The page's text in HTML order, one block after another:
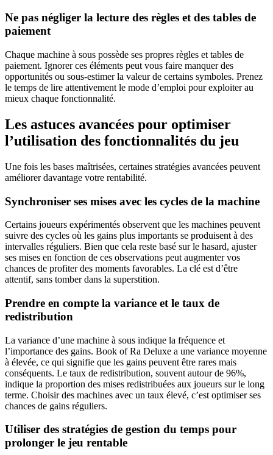
Ne pas négliger la lecture des règles et des tables de
paiement
Chaque machine à sous possède ses propres règles et tables de
paiement. Ignorer ces éléments peut vous faire manquer des
opportunités ou sous-estimer la valeur de certains symboles. Prenez
le temps de lire attentivement le mode d’emploi pour exploiter au
mieux chaque fonctionnalité.
Les astuces avancées pour optimiser
l’utilisation des fonctionnalités du jeu
Une fois les bases maîtrisées, certaines stratégies avancées peuvent
améliorer davantage votre rentabilité.
Synchroniser ses mises avec les cycles de la machine
Certains joueurs expérimentés observent que les machines peuvent
suivre des cycles où les gains plus importants se produisent à des
intervalles réguliers. Bien que cela reste basé sur le hasard, ajuster
ses mises en fonction de ces observations peut augmenter vos
chances de profiter des moments favorables. La clé est d’être
attentif, sans tomber dans la superstition.
Prendre en compte la variance et le taux de
redistribution
La variance d’une machine à sous indique la fréquence et
l’importance des gains. Book of Ra Deluxe a une variance moyenne
à élevée, ce qui signifie que les gains peuvent être rares mais
conséquents. Le taux de redistribution, souvent autour de 96%,
indique la proportion des mises redistribuées aux joueurs sur le long
terme. Choisir des machines avec un taux élevé, c’est optimiser ses
chances de gains réguliers.
Utiliser des stratégies de gestion du temps pour
prolonger le jeu rentable